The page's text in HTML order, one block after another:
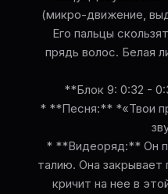
(микро-движение,
Его пальцы
прядь волос. Белая
**Блок 9: 0:32 -
* **Песня:** *«Твои
* **Видеоряд:** Он
талию. Она закрывает
кричит на нее в